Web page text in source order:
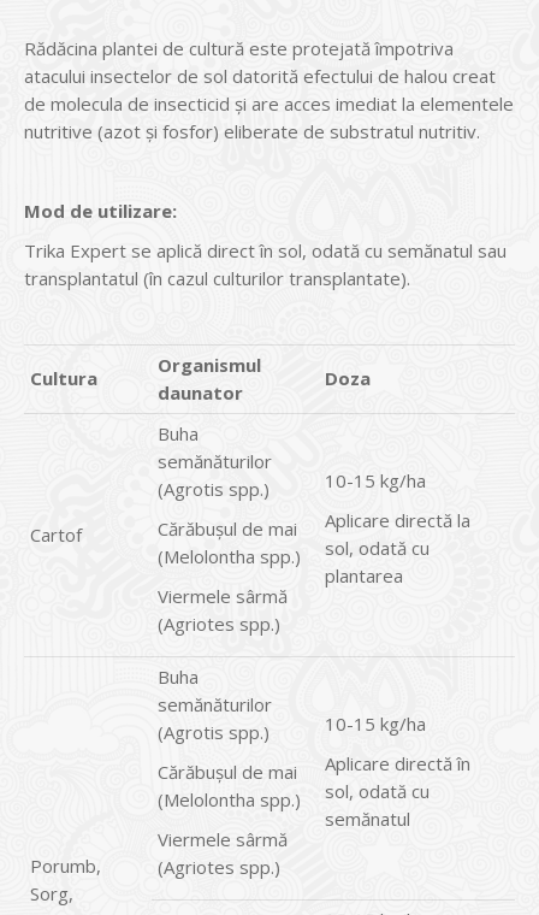
Rădăcina plantei de cultură este protejată împotriva
atacului insectelor de sol datorită efectului de halou creat
de molecula de insecticid şi are acces imediat la elementele
nutritive (azot şi fosfor) eliberate de substratul nutritiv.
Mod de utilizare:
Trika Expert se aplică direct în sol, odată cu semănatul sau
transplantatul (în cazul culturilor transplantate).
Cultura
Organismul
daunator
Doza
Cartof
Buha
semănăturilor
(Agrotis spp.)
Cărăbuşul de mai
(Melolontha spp.)
Viermele sârmă
(Agriotes spp.)
10-15 kg/ha
Aplicare directă la
sol, odată cu
plantarea
Porumb,
Sorg,
Buha
semănăturilor
(Agrotis spp.)
Cărăbuşul de mai
(Melolontha spp.)
Viermele sârmă
(Agriotes spp.)
10-15 kg/ha
Aplicare directă în
sol, odată cu
semănatul